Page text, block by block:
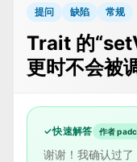
提问 缺陷 常规
Trait 的
更时不会被
✓快速解答 作者
谢谢！我确认过了